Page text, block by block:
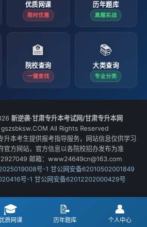
优质网课
限时优惠
历年题库
真题实战
🏫
院校查询
一键查找
📚
大类查询
专业分类
新逆袭·甘肃专升本考试网/甘肃专升本网
All Rights Reserved
升本考生提供报考指导服务，网站信息仅供学习
官方网站，官方信息以各院校招办发布为准
邮箱：www24649cn@163.com
号-1 甘公网安备62010502001849
号-1 甘公网安备62012202000429号
🎓
质网课
📝
历年题库
👤
个人中心